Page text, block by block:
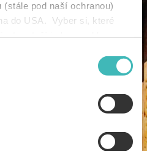
(stále pod naší ochranou)
do USA. Vyber si, které
můžeš kdykoliv změnit v
v zápatí webu). Vše o tom,